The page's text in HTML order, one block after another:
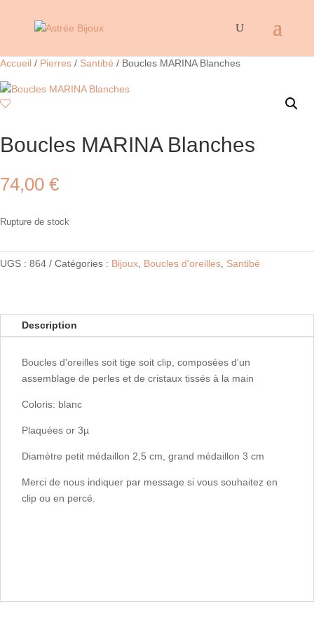
Accueil / Pierres / Santibé / Boucles MARINA Blanches
Boucles MARINA Blanches
74,00 €
Rupture de stock
UGS : 864 Catégories : Bijoux Boucles d'oreilles Santibé
Description
Boucles d'oreilles soit tige soit clip, composées d'un
assemblage de perles et de cristaux tissés à la main
Coloris: blanc
Plaquées or 3µ
Diamètre petit médaillon 2,5 cm, grand médaillon 3 cm
Merci de nous indiquer par message si vous souhaitez en
clip ou en percé.